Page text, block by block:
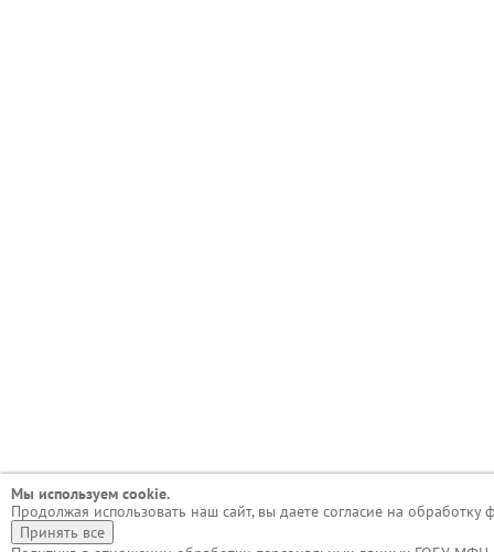
Мы используем сookie.
Продолжая использовать наш сайт, вы даете согласие на
Принять все